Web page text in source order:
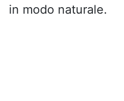
in modo naturale.